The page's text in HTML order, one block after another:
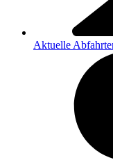
Aktuelle